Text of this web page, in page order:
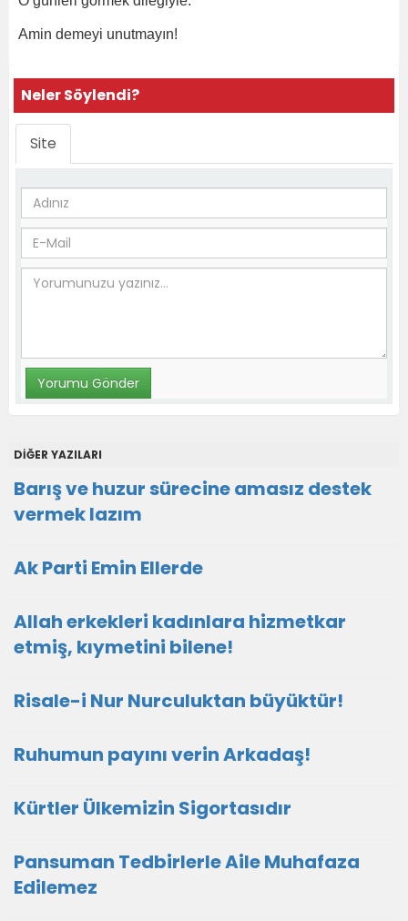
Amin demeyi unutmayın!
Neler Söylendi?
Site
DİĞER YAZILARI
Barış ve huzur sürecine amasız destek
vermek lazım
Ak Parti Emin Ellerde
Allah erkekleri kadınlara hizmetkar
etmiş, kıymetini bilene!
Risale-i Nur Nurculuktan büyüktür!
Ruhumun payını verin Arkadaş!
Kürtler Ülkemizin Sigortasıdır
Pansuman Tedbirlerle Aile Muhafaza
Edilemez